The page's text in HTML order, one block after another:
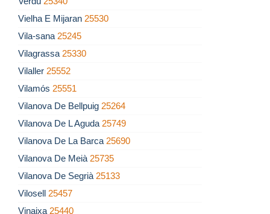
Vielha E Mijaran 25530
Vila-sana 25245
Vilagrassa 25330
Vilaller 25552
Vilamós 25551
Vilanova De Bellpuig 25264
Vilanova De L Aguda 25749
Vilanova De La Barca 25690
Vilanova De Meià 25735
Vilanova De Segrià 25133
Vilosell 25457
Vinaixa 25440